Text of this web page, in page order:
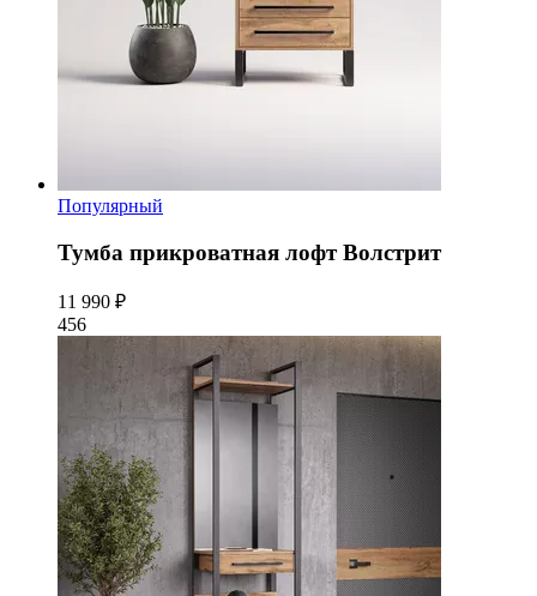
Популярный
Тумба прикроватная лофт Волстрит
11 990 ₽
456